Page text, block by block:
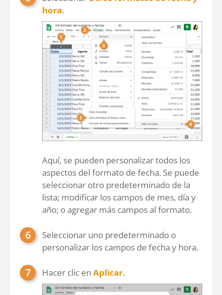
hora.
Aquí, se pueden personalizar todos los
aspectos del formato de fecha. Se puede
seleccionar otro predeterminado de la
lista; modificar los campos de mes, día y
año; o agregar más campos al formato.
Seleccionar uno predeterminado o
personalizar los campos de fecha y hora.
Hacer clic en Aplicar.